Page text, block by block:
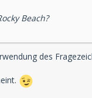
Beach?
des